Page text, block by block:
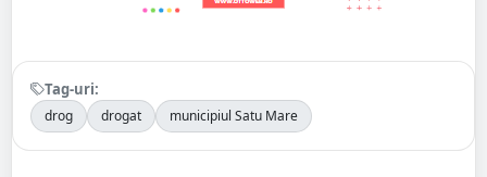
Tag-uri:
drog drogat municipiul Satu Mare